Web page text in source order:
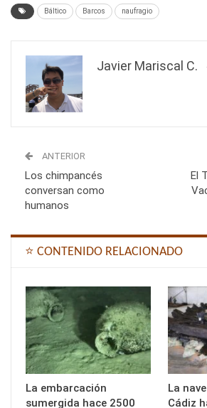
Báltico Barcos naufragio
Javier Mariscal C.
ANTERIOR
Los chimpancés
conversan como
humanos
El
⭐ CONTENIDO RELACIONADO
La embarcación
sumergida hace 2500
La
Cádiz